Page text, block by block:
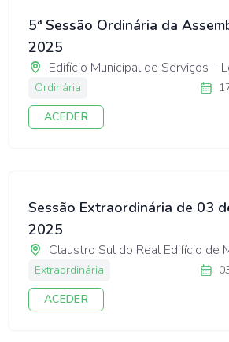
5ª Sessão Ordinária da
2025
Edifício Municipal de Serviços –
Ordinária
ACEDER
Sessão Extraordinária de 03
2025
Claustro Sul do Real Edifício de
Extraordinária
ACEDER